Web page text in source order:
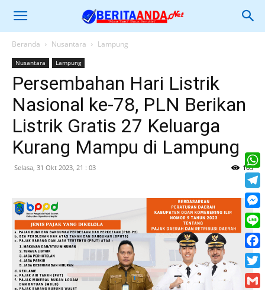
Beranda Nusantara Lampung
Nusantara Lampung
Persembahan Hari Listrik
Nasional ke-78, PLN Berikan
Listrik Gratis 27 Keluarga
Kurang Mampu di Lampung
Selasa, 31 Okt 2023, 21 : 03 103
Line